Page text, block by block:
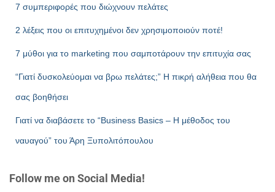
7 συμπεριφορές που διώχνουν πελάτες
2 λέξεις που οι επιτυχημένοι δεν χρησιμοποιούν ποτέ!
7 μύθοι για το marketing που σαμποτάρουν την επιτυχία σας
“Γιατί δυσκολεύομαι να βρω πελάτες;” Η πικρή αλήθεια που θα
σας βοηθήσει
Γιατί να διαβάσετε το “Business Basics – Η μέθοδος του
ναυαγού” του Άρη Ξυπολιτόπουλου
Follow me on Social Media!